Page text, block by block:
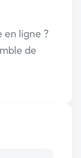
ligne ?
de